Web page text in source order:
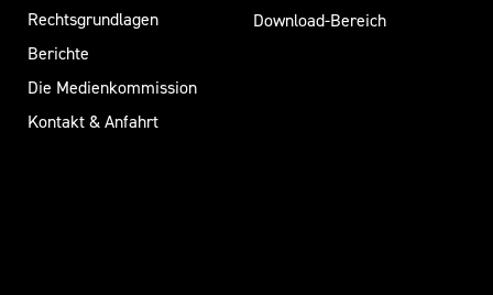
Rechtsgrundlagen
Berichte
Die Medienkommission
Kontakt & Anfahrt
Download-Bereich